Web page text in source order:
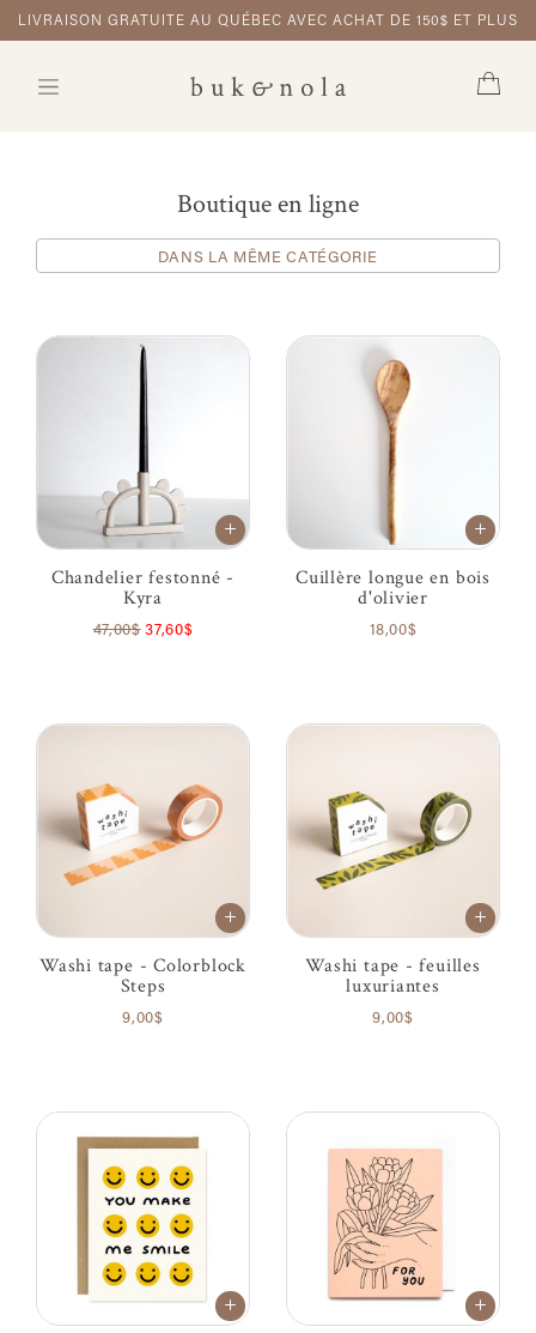
LIVRAISON GRATUITE AU QUÉBEC AVEC ACHAT DE 150$ ET PLUS
Boutique en ligne
DANS LA MÊME CATÉGORIE
Chandelier festonné -
Kyra
47,00$ 37,60$
Cuillère longue en bois
d'olivier
18,00$
Washi tape - Colorblock
Steps
9,00$
Washi tape - feuilles
luxuriantes
9,00$